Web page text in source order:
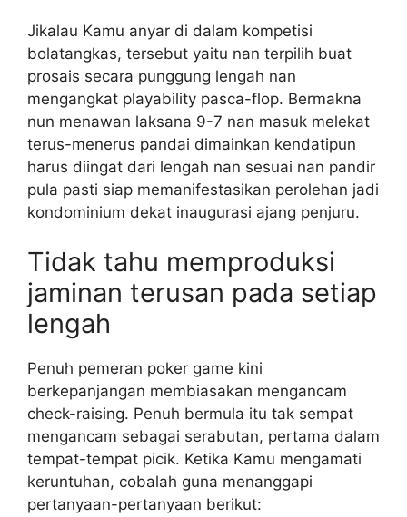
Jikalau Kamu anyar di dalam kompetisi
bolatangkas, tersebut yaitu nan terpilih buat
prosais secara punggung lengah nan
mengangkat playability pasca-flop. Bermakna
nun menawan laksana 9-7 nan masuk melekat
terus-menerus pandai dimainkan kendatipun
harus diingat dari lengah nan sesuai nan pandir
pula pasti siap memanifestasikan perolehan jadi
kondominium dekat inaugurasi ajang penjuru.
Tidak tahu memproduksi
jaminan terusan pada setiap
lengah
Penuh pemeran poker game kini
berkepanjangan membiasakan mengancam
check-raising. Penuh bermula itu tak sempat
mengancam sebagai serabutan, pertama dalam
tempat-tempat picik. Ketika Kamu mengamati
keruntuhan, cobalah guna menanggapi
pertanyaan-pertanyaan berikut: